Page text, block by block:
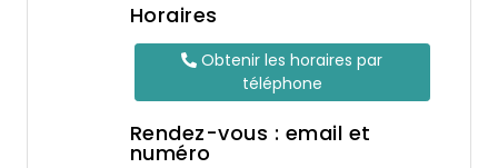
Horaires
Obtenir les horaires par
téléphone
Rendez-vous : email et
numéro